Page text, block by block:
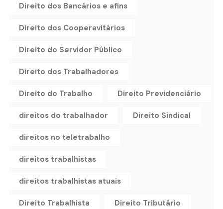
Direito dos Bancários e afins
Direito dos Cooperavitários
Direito do Servidor Público
Direito dos Trabalhadores
Direito do Trabalho Direito Previdenciário
direitos do trabalhador Direito Sindical
direitos no teletrabalho
direitos trabalhistas
direitos trabalhistas atuais
Direito Trabalhista Direito Tributário